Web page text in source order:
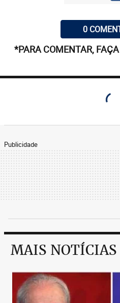
0
*PARA COMENTAR,
Publicidade
MAIS NOTÍCIAS